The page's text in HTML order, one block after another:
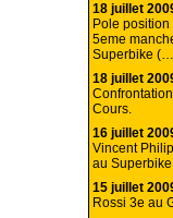
18 juillet
Pole
5eme
Superbike
18 juillet
Cours.
16 juillet
Vincent
au
15 juillet
Rossi 3e au